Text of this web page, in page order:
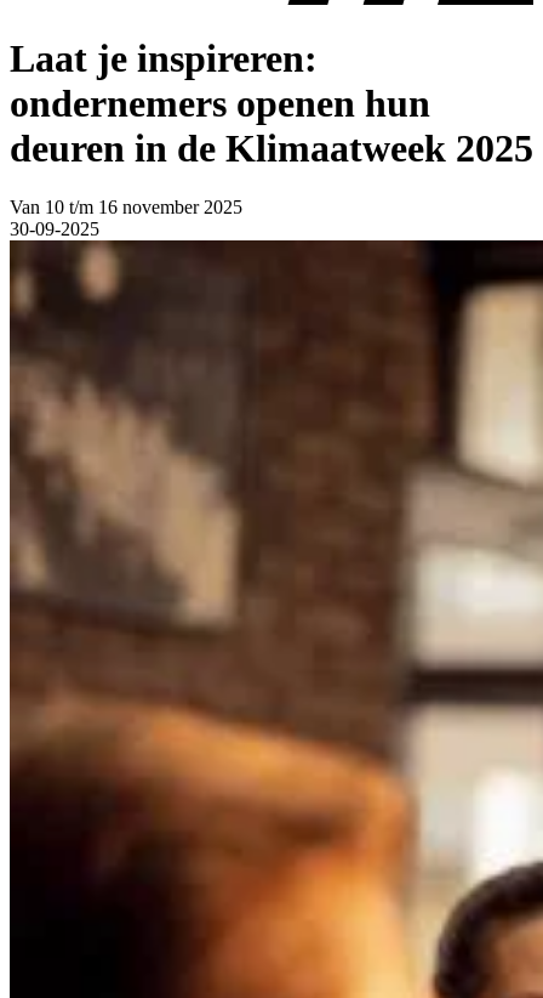
Laat je inspireren:
ondernemers openen hun
deuren in de Klimaatweek 2025
Van 10 t/m 16 november 2025
30-09-2025